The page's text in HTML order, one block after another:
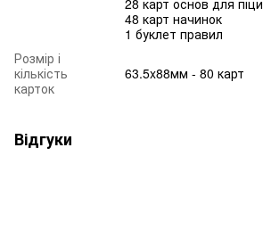
48 карт начинок
1 буклет правил
Розмір і
кількість
карток
63.5x88мм - 80 карт
Відгуки